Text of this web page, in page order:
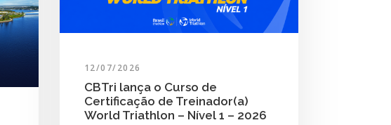
12/07/2026
CBTri lança o Curso de
Certificação de Treinador(a)
World Triathlon – Nível 1 – 2026